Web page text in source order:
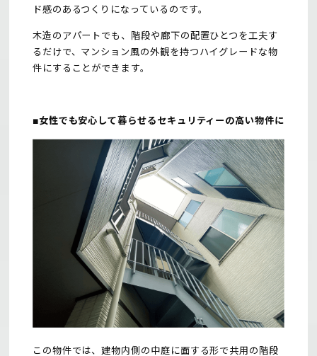
ド感のあるつくりになっているのです。
木造のアパートでも、階段や廊下の配置ひとつを工夫す
るだけで、マンション風の外観を持つハイグレードな物
件にすることができます。
■女性でも安心して暮らせるセキュリティーの高い物件に
この物件では、建物内側の中庭に面する形で共用の階段